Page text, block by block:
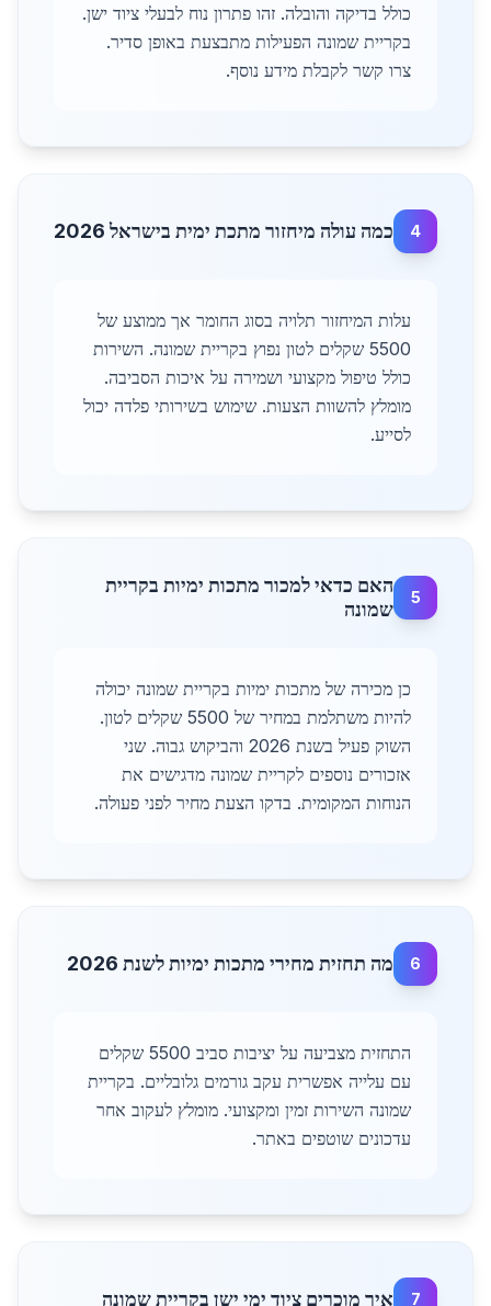
כולל בדיקה והובלה. זהו פתרון נוח לבעלי ציוד ישן.
בקריית שמונה הפעילות מתבצעת באופן סדיר.
צרו קשר לקבלת מידע נוסף.
4 כמה עולה מיחזור מתכת ימית בישראל 2026
עלות המיחזור תלויה בסוג החומר אך ממוצע של
5500 שקלים לטון נפוץ בקריית שמונה. השירות
כולל טיפול מקצועי ושמירה על איכות הסביבה.
מומלץ להשוות הצעות. שימוש בשירותי פלדה יכול
לסייע.
5
האם כדאי למכור מתכות ימיות בקריית
שמונה
כן מכירה של מתכות ימיות בקריית שמונה יכולה
להיות משתלמת במחיר של 5500 שקלים לטון.
השוק פעיל בשנת 2026 והביקוש גבוה. שני
אזכורים נוספים לקריית שמונה מדגישים את
הנוחות המקומית. בדקו הצעת מחיר לפני פעולה.
6 מה תחזית מחירי מתכות ימיות לשנת 2026
התחזית מצביעה על יציבות סביב 5500 שקלים
עם עלייה אפשרית עקב גורמים גלובליים. בקריית
שמונה השירות זמין ומקצועי. מומלץ לעקוב אחר
עדכונים שוטפים באתר.
7 איך מוכרים ציוד ימי ישן בקריית שמונה